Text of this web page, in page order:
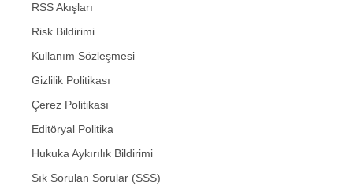
RSS Akışları
Risk Bildirimi
Kullanım Sözleşmesi
Gizlilik Politikası
Çerez Politikası
Editöryal Politika
Hukuka Aykırılık Bildirimi
Sık Sorulan Sorular (SSS)